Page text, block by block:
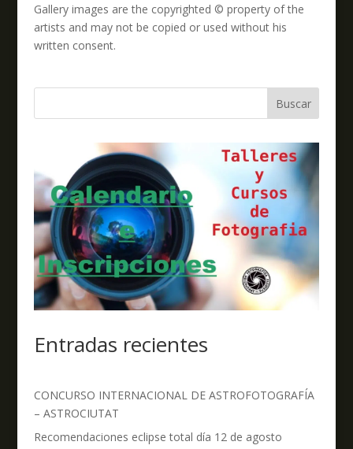
Gallery images are the copyrighted © property of the
artists and may not be copied or used without his
written consent.
Buscar
Entradas recientes
CONCURSO INTERNACIONAL DE ASTROFOTOGRAFÍA
– ASTROCIUTAT
Recomendaciones eclipse total día 12 de agosto